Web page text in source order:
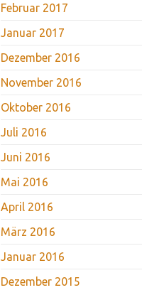
Februar 2017
Januar 2017
Dezember 2016
November 2016
Oktober 2016
Juli 2016
Juni 2016
Mai 2016
April 2016
März 2016
Januar 2016
Dezember 2015